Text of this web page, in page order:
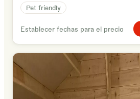
Pet friendly
Establecer fechas para el precio